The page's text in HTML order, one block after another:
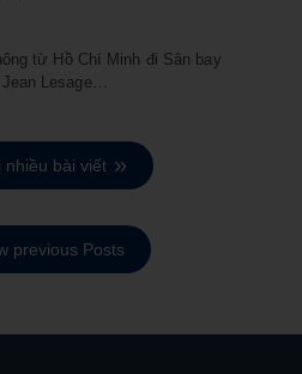
từ Hồ Chí Minh đi Sân bay
Lesage…
nhiều bài viết
previous Posts